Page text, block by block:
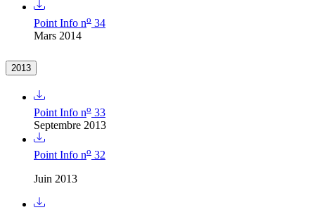
Point Info no 34
Mars 2014
2013
Point Info no 33
Septembre 2013
Point Info no 32
Juin 2013